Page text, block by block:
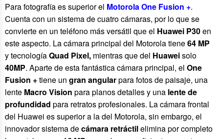
Para fotografía es superior el Motorola One Fusion +.
Cuenta con un sistema de cuatro cámaras, por lo que se
convierte en un teléfono más versátil que el Huawei P30en
este aspecto. La cámara principal del Motorola tiene64 MP
y tecnologíaQuad Pixel, mientras que del Huaweisolo
40MP. Aparte de esta fantástica cámara principal, el One
Fusion +tiene un gran angularpara fotos de paisaje, una
lente Macro Vision para planos detalles y una lente de
profundidad para retratos profesionales. La cámara frontal
del Huawei es superior a la del Motorola, sin embargo, el
innovador sistema decámara retráctilelimina por completo